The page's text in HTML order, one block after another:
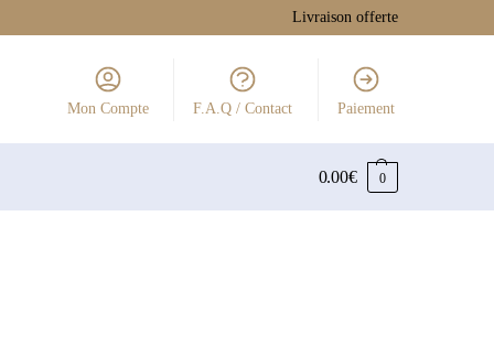
Livraison offerte
Mon Compte F.A.Q / Contact Paiement
0.00€ 0